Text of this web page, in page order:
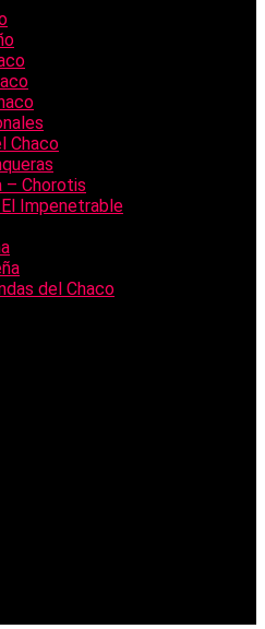
Chaco
– Chorotis
Impenetrable
del Chaco